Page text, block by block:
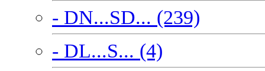
- DN...SD... (239)
- DL...S... (4)